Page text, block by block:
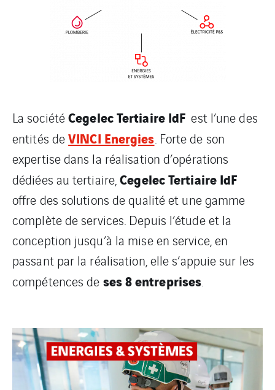
La sociétéCegelec Tertiaire IdF est l’une des
entités deVINCI Energies. Forte de son
expertise dans la réalisation d’opérations
dédiées au tertiaire,Cegelec Tertiaire IdF
offre des solutions de qualité et une gamme
complète de services. Depuis l’étude et la
conception jusqu’à la mise en service, en
passant par la réalisation, elle s’appuie sur les
compétences de ses 8 entreprises.